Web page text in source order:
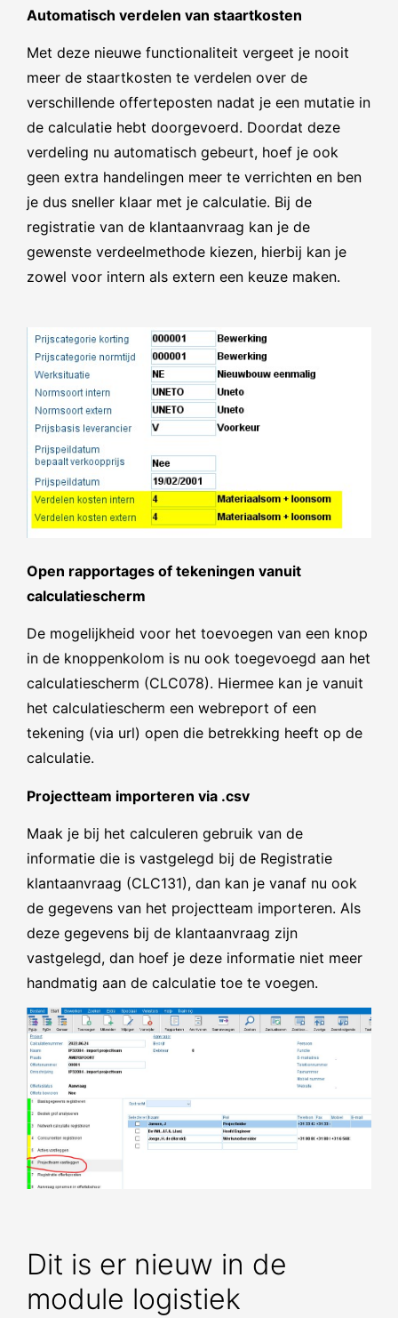
Automatisch verdelen van staartkosten
Met deze nieuwe functionaliteit vergeet je nooit
meer de staartkosten te verdelen over de
verschillende offerteposten nadat je een mutatie in
de calculatie hebt doorgevoerd. Doordat deze
verdeling nu automatisch gebeurt, hoef je ook
geen extra handelingen meer te verrichten en ben
je dus sneller klaar met je calculatie. Bij de
registratie van de klantaanvraag kan je de
gewenste verdeelmethode kiezen, hierbij kan je
zowel voor intern als extern een keuze maken.
Open rapportages of tekeningen vanuit
calculatiescherm
De mogelijkheid voor het toevoegen van een knop
in de knoppenkolom is nu ook toegevoegd aan het
calculatiescherm (CLC078). Hiermee kan je vanuit
het calculatiescherm een webreport of een
tekening (via url) open die betrekking heeft op de
calculatie.
Projectteam importeren via .csv
Maak je bij het calculeren gebruik van de
informatie die is vastgelegd bij de Registratie
klantaanvraag (CLC131), dan kan je vanaf nu ook
de gegevens van het projectteam importeren. Als
deze gegevens bij de klantaanvraag zijn
vastgelegd, dan hoef je deze informatie niet meer
handmatig aan de calculatie toe te voegen.
Dit is er nieuw in de
module logistiek